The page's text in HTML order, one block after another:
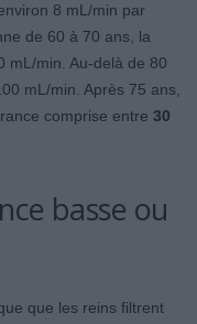
8 mL/min par
de 60 à 70 ans, la
mL/min. Au-delà de 80
mL/min. Après 75 ans,
comprise entre 30
basse ou
que les reins filtrent